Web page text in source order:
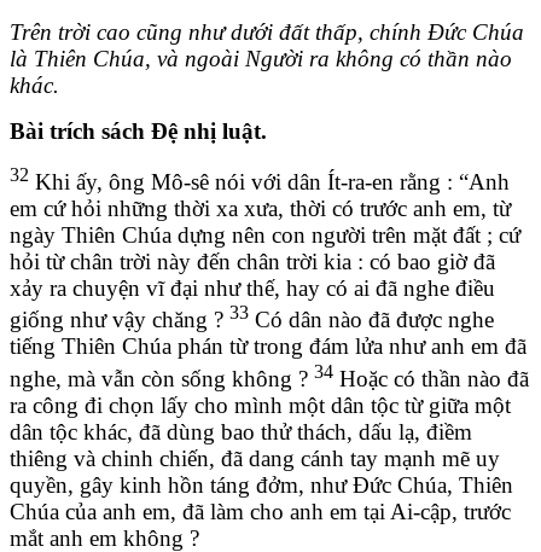
Trên trời cao cũng như dưới đất thấp, chính Đức Chúa
là Thiên Chúa, và ngoài Người ra không có thần nào
khác.
Bài trích sách Đệ nhị luật.
32 Khi ấy, ông Mô-sê nói với dân Ít-ra-en rằng : “Anh
em cứ hỏi những thời xa xưa, thời có trước anh em, từ
ngày Thiên Chúa dựng nên con người trên mặt đất ; cứ
hỏi từ chân trời này đến chân trời kia : có bao giờ đã
xảy ra chuyện vĩ đại như thế, hay có ai đã nghe điều
giống như vậy chăng ? 33 Có dân nào đã được nghe
tiếng Thiên Chúa phán từ trong đám lửa như anh em đã
nghe, mà vẫn còn sống không ? 34 Hoặc có thần nào đã
ra công đi chọn lấy cho mình một dân tộc từ giữa một
dân tộc khác, đã dùng bao thử thách, dấu lạ, điềm
thiêng và chinh chiến, đã dang cánh tay mạnh mẽ uy
quyền, gây kinh hồn táng đởm, như Đức Chúa, Thiên
Chúa của anh em, đã làm cho anh em tại Ai-cập, trước
mắt anh em không ?